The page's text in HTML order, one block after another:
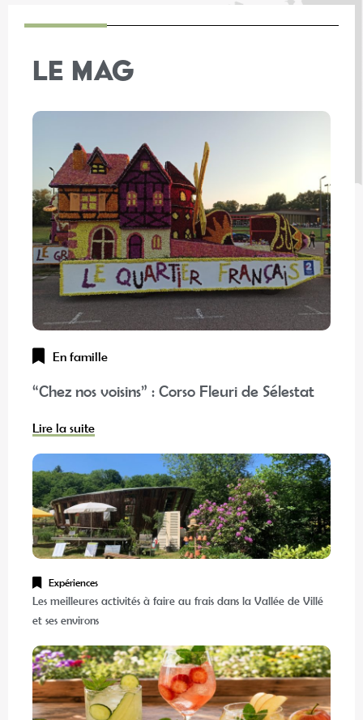
LE MAG
En famille
“Chez nos voisins” : Corso Fleuri de Sélestat
Lire la suite
Expériences
Les meilleures activités à faire au frais dans la Vallée de Villé
et ses environs